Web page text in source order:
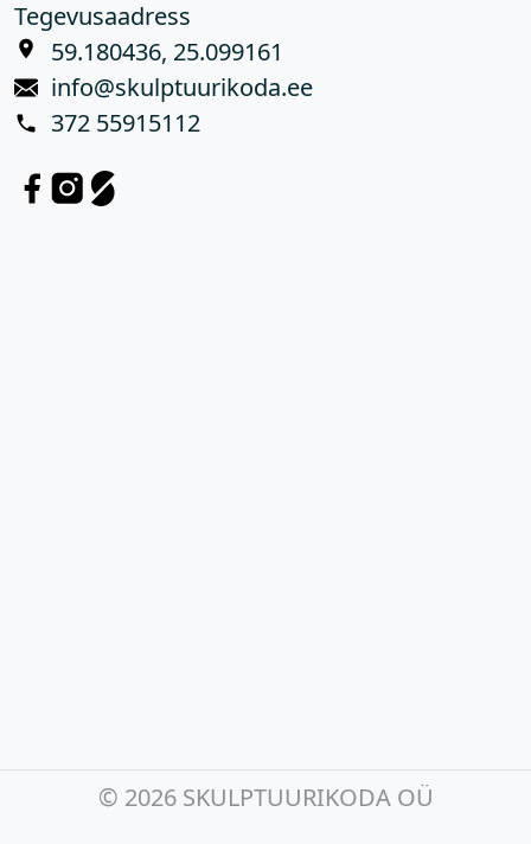
Tegevusaadress
59.180436, 25.099161
info@skulptuurikoda.ee
372 55915112
© 2026 SKULPTUURIKODA OÜ